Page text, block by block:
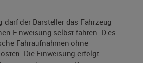
darf der Darsteller das Fahrzeug
Einweisung selbst fahren. Dies
Fahraufnahmen ohne
Die Einweisung erfolgt